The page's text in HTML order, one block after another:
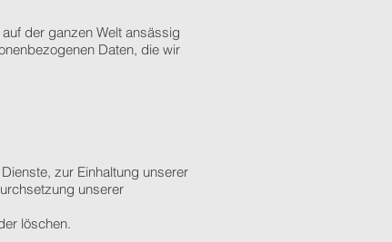
der ganzen Welt ansässig
Daten, die wir
zur Einhaltung unserer
unserer
löschen.